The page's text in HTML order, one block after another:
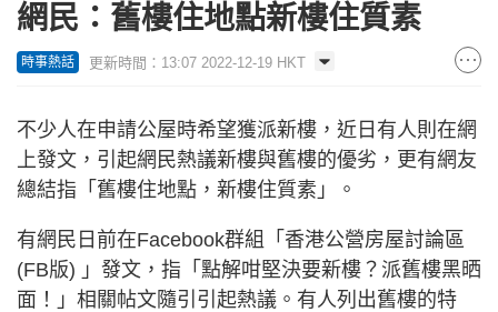
網民：舊樓住地點新樓住質素
時事熱話 更新時間：13:07 2022-12-19 HKT
不少人在申請公屋時希望獲派新樓，近日有人則在網
上發文，引起網民熱議新樓與舊樓的優劣，更有網友
總結指「舊樓住地點，新樓住質素」。
有網民日前在Facebook群組「香港公營房屋討論區
(FB版) 」發文，指「點解咁堅決要新樓？派舊樓黑晒
面！」相關帖文隨引引起熱議。有人列出舊樓的特